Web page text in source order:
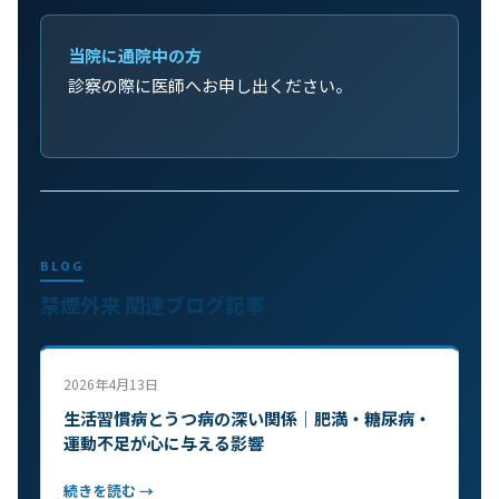
当院に通院中の方
診察の際に医師へお申し出ください。
BLOG
禁煙外来 関連ブログ記事
2026年4月13日
生活習慣病とうつ病の深い関係｜肥満・糖尿病・
運動不足が心に与える影響
続きを読む →